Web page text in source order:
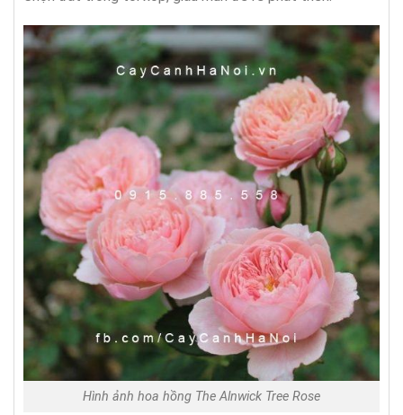
Hình ảnh hoa hồng The Alnwick Tree Rose